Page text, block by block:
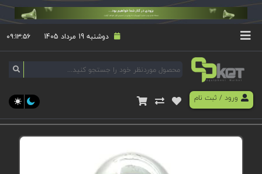
دوشنبه 19 مرداد 1405 ۰۹:۱۳:۵۷
ورود/ ثبت نام